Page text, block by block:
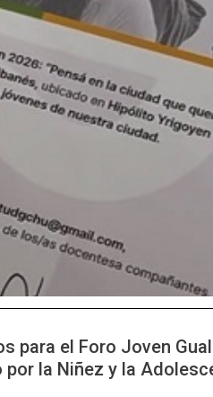
para el Foro Joven
la Niñez y la